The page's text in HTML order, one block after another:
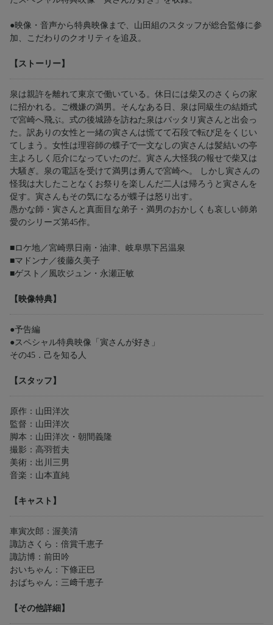
●映像・音声から特典映像まで、山田組のスタッフが総合監修に参
加、こだわりのクオリティを追及。
【ストーリー】
泉は親許を離れて東京で働いている。休日には柴又のさくらの家
に招かれる。ご機嫌の満男。そんなある日、泉は同級生の結婚式
で宮崎へ飛ぶ。式の後城跡を訪ねた泉はバッタリ寅さんと出会っ
た。訳ありの女性と一緒の寅さんは慌てて石段で転び足をくじい
てしまう。女性は理容師の蝶子で一文なしの寅さんは髪結いの亭
主よろしく厄介になっていたのだ。寅さん大怪我の報せで柴又は
大騒ぎ。泉の電話を受けて満男は勇んで宮崎へ。 しかし寅さんの
怪我は大したことなくお祭りを楽しんだ二人は帰ろうと寅さんを
促す。寅さんもその気になるが蝶子は怒り出す。
愚かな師・寅さんと真面目な弟子・満男のおかしくも哀しい師弟
愛のシリーズ第45作。
■ロケ地／宮崎県日南・油津、岐阜県下呂温泉
■マドンナ／後藤久美子
■ゲスト／風吹ジュン・永瀬正敏
【映像特典】
●予告編
●スペシャル特典映像「寅さんが好き」
その45．己を知る人
【スタッフ】
原作：山田洋次
監督：山田洋次
脚本：山田洋次・朝間義隆
撮影：高羽哲夫
美術：出川三男
音楽：山本直純
【キャスト】
車寅次郎：渥美清
諏訪さくら：倍賞千恵子
諏訪博：前田吟
おいちゃん：下條正巳
おばちゃん：三﨑千恵子
【その他詳細】